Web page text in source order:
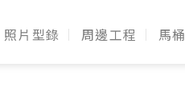
照片型錄 周邊工程 馬桶